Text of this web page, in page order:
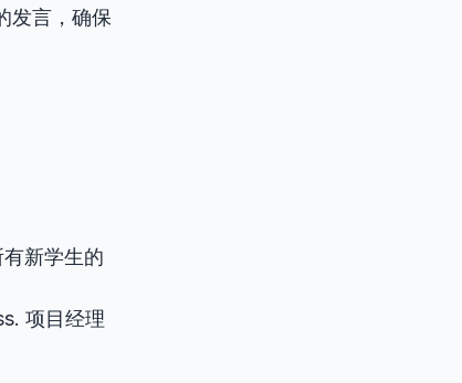
发言，确保
有新学生的
项目经理